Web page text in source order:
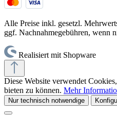
Alle Preise inkl. gesetzl.
ggf. Nachnahmegebühren, wenn
Realisiert mit Shopware
Diese Website verwendet
bieten zu können. Mehr
Nur technisch notwendige